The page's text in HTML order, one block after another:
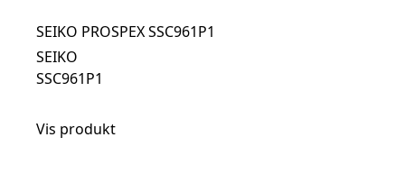
SEIKO PROSPEX SSC961P1
SEIKO
SSC961P1
Vis produkt